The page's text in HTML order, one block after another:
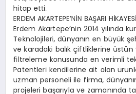
hitap etti.
ERDEM AKARTEPE’NİN BAŞARI HİKAYESİ
Erdem Akartepe’nin 2014 yılında
Teknolojileri, dünyanın en büyük
ve karadaki balık çiftliklerine üstün
filtreleme konusunda en verimli
Patentleri kendilerine ait olan
uzman personeli ile firma,
projeleri başarıyla ve zamanında